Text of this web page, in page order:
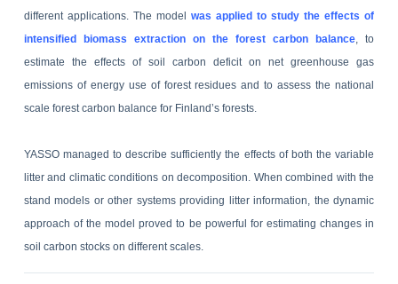
different applications. The model was applied to study the effects of
intensified biomass extraction on the forest carbon balance , to
estimate the effects of soil carbon deficit on net greenhouse gas
emissions of energy use of forest residues and to assess the national
scale forest carbon balance for Finland’s forests.
YASSO managed to describe sufficiently the effects of both the variable
litter and climatic conditions on decomposition. When combined with the
stand models or other systems providing litter information, the dynamic
approach of the model proved to be powerful for estimating changes in
soil carbon stocks on different scales.